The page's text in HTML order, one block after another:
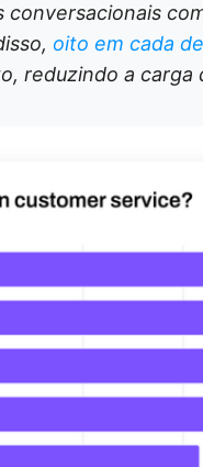
conversacionais
oito em cada
reduzindo a carga